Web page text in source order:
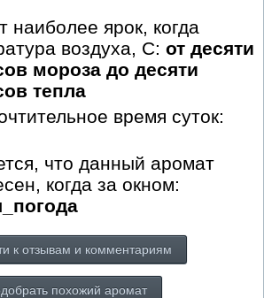
наиболее ярок, когда
воздуха, С: от десяти
мороза до десяти
тепла
время суток:
что данный аромат
когда за окном:
к отзывам и комментариям
похожий аромат